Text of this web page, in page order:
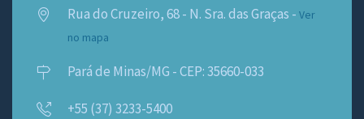
Rua do Cruzeiro, 68 - N. Sra. das Graças - Ver
no mapa
Pará de Minas/MG - CEP: 35660-033
+55 (37) 3233-5400